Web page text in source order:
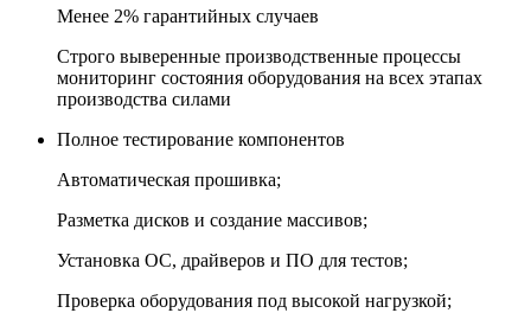
Менее 2% гарантийных случаев
Строго выверенные производственные процессы
мониторинг состояния оборудования на всех этапах
производства силами
Полное тестирование компонентов
Автоматическая прошивка;
Разметка дисков и создание массивов;
Установка ОС, драйверов и ПО для тестов;
Проверка оборудования под высокой нагрузкой;